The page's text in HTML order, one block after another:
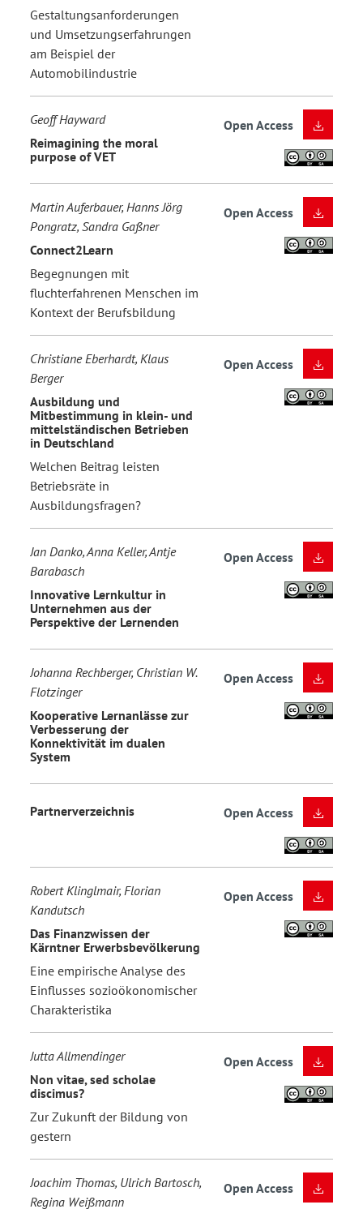
Gestaltungsanforderungen
und Umsetzungserfahrungen
am Beispiel der
Automobilindustrie
Geoff Hayward
Reimagining the moral
purpose of VET
Open Access
Martin Auferbauer, Hanns Jörg
Pongratz, Sandra Gaßner
Connect2Learn
Begegnungen mit
fluchterfahrenen Menschen im
Kontext der Berufsbildung
Open Access
Christiane Eberhardt, Klaus
Berger
Ausbildung und
Mitbestimmung in klein- und
mittelständischen Betrieben
in Deutschland
Welchen Beitrag leisten
Betriebsräte in
Ausbildungsfragen?
Open Access
Jan Danko, Anna Keller, Antje
Barabasch
Innovative Lernkultur in
Unternehmen aus der
Perspektive der Lernenden
Open Access
Johanna Rechberger, Christian W.
Flotzinger
Kooperative Lernanlässe zur
Verbesserung der
Konnektivität im dualen
System
Open Access
Partnerverzeichnis Open Access
Robert Klinglmair, Florian
Kandutsch
Das Finanzwissen der
Kärntner Erwerbsbevölkerung
Eine empirische Analyse des
Einflusses sozioökonomischer
Charakteristika
Open Access
Jutta Allmendinger
Non vitae, sed scholae
discimus?
Zur Zukunft der Bildung von
gestern
Open Access
Joachim Thomas, Ulrich Bartosch,
Regina Weißmann
Open Access